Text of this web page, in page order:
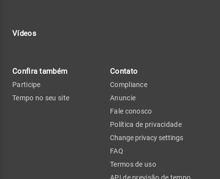
Vídeos
Confira também
Participe
Tempo no seu site
Contato
Compliance
Anuncie
Fale conosco
Política de privacidade
Change privacy settings
FAQ
Termos de uso
API de previsão de tempo